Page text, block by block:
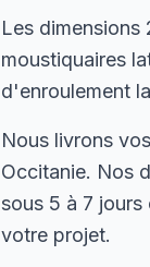
Les
moustiquaires
d'enroulement
Nous livrons
Occitanie. Nos
sous 5 à 7
votre projet.